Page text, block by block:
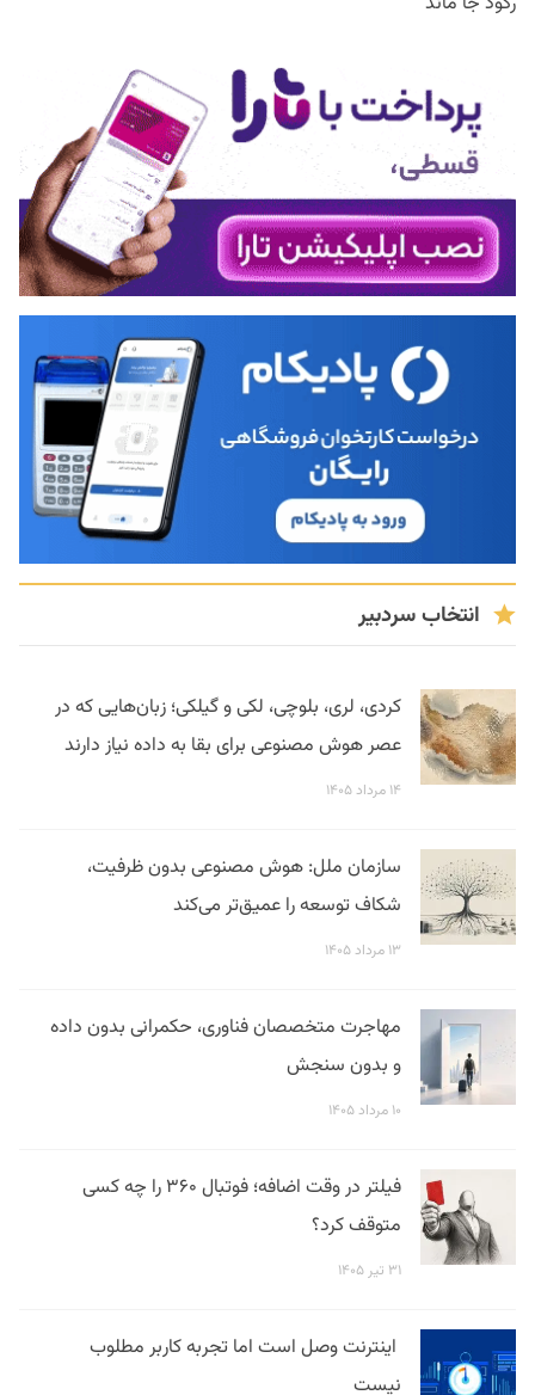
انتخاب سردبیر
کردی، لری، بلوچی، لکی و گیلکی؛ زبان‌هایی که در
عصر هوش مصنوعی برای بقا به داده نیاز دارند
۱۴ مرداد ۱۴۰۵
سازمان ملل: هوش مصنوعی بدون ظرفیت،
شکاف توسعه را عمیق‌تر می‌کند
۱۳ مرداد ۱۴۰۵
مهاجرت متخصصان فناوری، حکمرانی بدون داده
و بدون سنجش
۱۰ مرداد ۱۴۰۵
فیلتر در وقت اضافه؛ فوتبال ۳۶۰ را چه کسی
متوقف کرد؟
۳۱ تیر ۱۴۰۵
اینترنت وصل است اما تجربه کاربر مطلوب
نیست